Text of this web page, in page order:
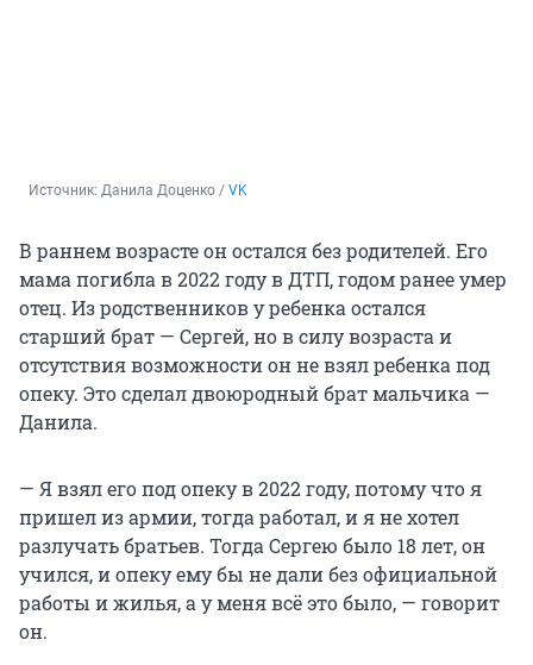
Источник: Данила Доценко / VK
В раннем возрасте он остался без родителей. Его
мама погибла в 2022 году в ДТП, годом ранее умер
отец. Из родственников у ребенка остался
старший брат — Сергей, но в силу возраста и
отсутствия возможности он не взял ребенка под
опеку. Это сделал двоюродный брат мальчика —
Данила.
— Я взял его под опеку в 2022 году, потому что я
пришел из армии, тогда работал, и я не хотел
разлучать братьев. Тогда Сергею было 18 лет, он
учился, и опеку ему бы не дали без официальной
работы и жилья, а у меня всё это было, — говорит
он.